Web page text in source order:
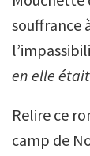
souffrance
en elle
Relire ce
camp de